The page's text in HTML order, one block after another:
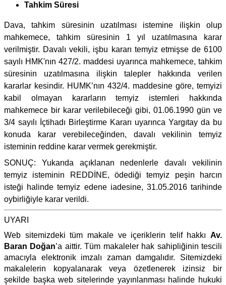
Tahkim Süresi
Dava, tahkim süresinin uzatılması istemine ilişkin olup
mahkemece, tahkim süresinin 1 yıl uzatılmasına karar
verilmiştir. Davalı vekili, işbu kararı temyiz etmişse de 6100
sayılı HMK'nın 427/2. maddesi uyarınca mahkemece, tahkim
süresinin uzatılmasına ilişkin talepler hakkında verilen
kararlar kesindir. HUMK’nın 432/4. maddesine göre, temyizi
kabil olmayan kararların temyiz istemleri hakkında
mahkemece bir karar verilebileceği gibi, 01.06.1990 gün ve
3/4 sayılı İçtihadı Birleştirme Kararı uyarınca Yargıtay da bu
konuda karar verebileceğinden, davalı vekilinin temyiz
isteminin reddine karar vermek gerekmiştir.
SONUÇ: Yukarıda açıklanan nedenlerle davalı vekilinin
temyiz isteminin REDDİNE, ödediği temyiz peşin harcın
isteği halinde temyiz edene iadesine, 31.05.2016 tarihinde
oybirliğiyle karar verildi.
UYARI
Web sitemizdeki tüm makale ve içeriklerin telif hakkı Av.
Baran Doğan’a aittir. Tüm makaleler hak sahipliğinin tescili
amacıyla elektronik imzalı zaman damgalıdır. Sitemizdeki
makalelerin kopyalanarak veya özetlenerek izinsiz bir
şekilde başka web sitelerinde yayınlanması halinde hukuki